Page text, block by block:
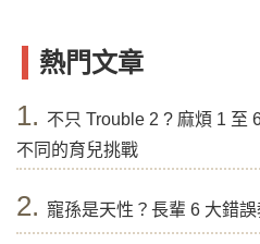
熱門文章
1. 不只 Trouble 2 ? 麻煩 1 至
不同的育兒挑戰
2. 寵孫是天性？長輩 6 大錯